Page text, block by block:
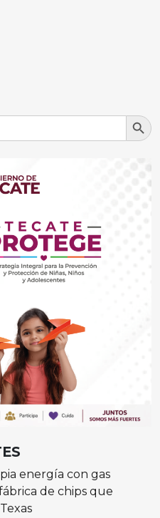
Search
energía con gas
de chips que